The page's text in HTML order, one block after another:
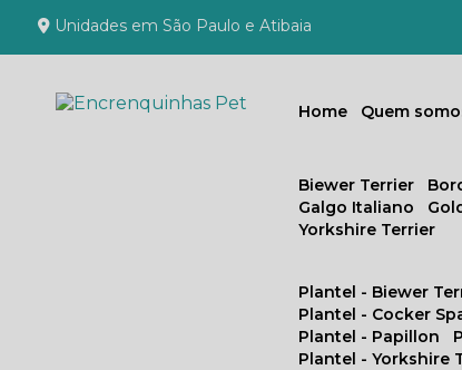
Unidades em São Paulo e Atibaia
Home Quem
Plantel - Biewer
Plantel - Cocker
Plantel - Papillon
Plantel - Yorkshire
Biewer Terrier
Galgo Italiano
Yorkshire Terrier